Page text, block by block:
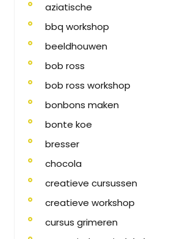
aziatische
bbq workshop
beeldhouwen
bob ross
bob ross workshop
bonbons maken
bonte koe
bresser
chocola
creatieve cursussen
creatieve workshop
cursus grimeren